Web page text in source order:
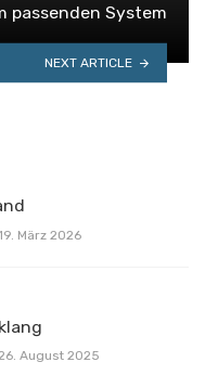
passenden System
NEXT ARTICLE
März 2026
August 2025